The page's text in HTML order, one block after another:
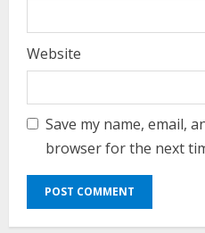
Website
Save my name, email,
browser for the next